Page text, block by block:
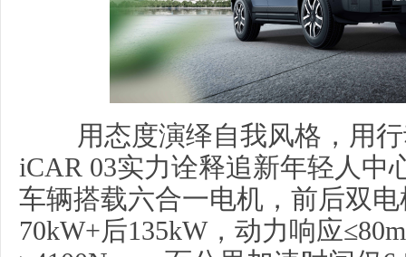
用态度演绎自我风格，用行
iCAR 03实力诠释追新年轻人中
车辆搭载六合一电机，前后双
70kW+后135kW，动力响应